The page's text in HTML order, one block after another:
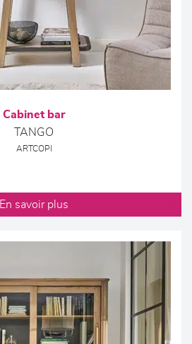
Cabinet bar
TANGO
ARTCOPI
En savoir plus